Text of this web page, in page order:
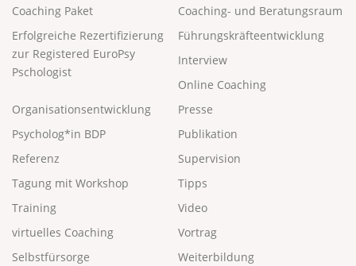
Coaching Paket
Coaching- und Beratungsraum
Erfolgreiche Rezertifizierung
zur Registered EuroPsy
Pschologist
Führungskräfteentwicklung
Interview
Online Coaching
Organisationsentwicklung
Presse
Psycholog*in BDP
Publikation
Referenz
Supervision
Tagung mit Workshop
Tipps
Training
Video
virtuelles Coaching
Selbstfürsorge
Vortrag
Weiterbildung